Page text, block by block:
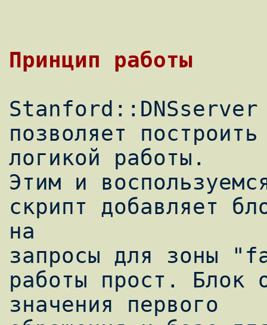
Stanford::DNSserver
позволяет
логикой работы.
Этим и
скрипт добавляет
на
запросы для зоны
работы прост. Блок
значения первого